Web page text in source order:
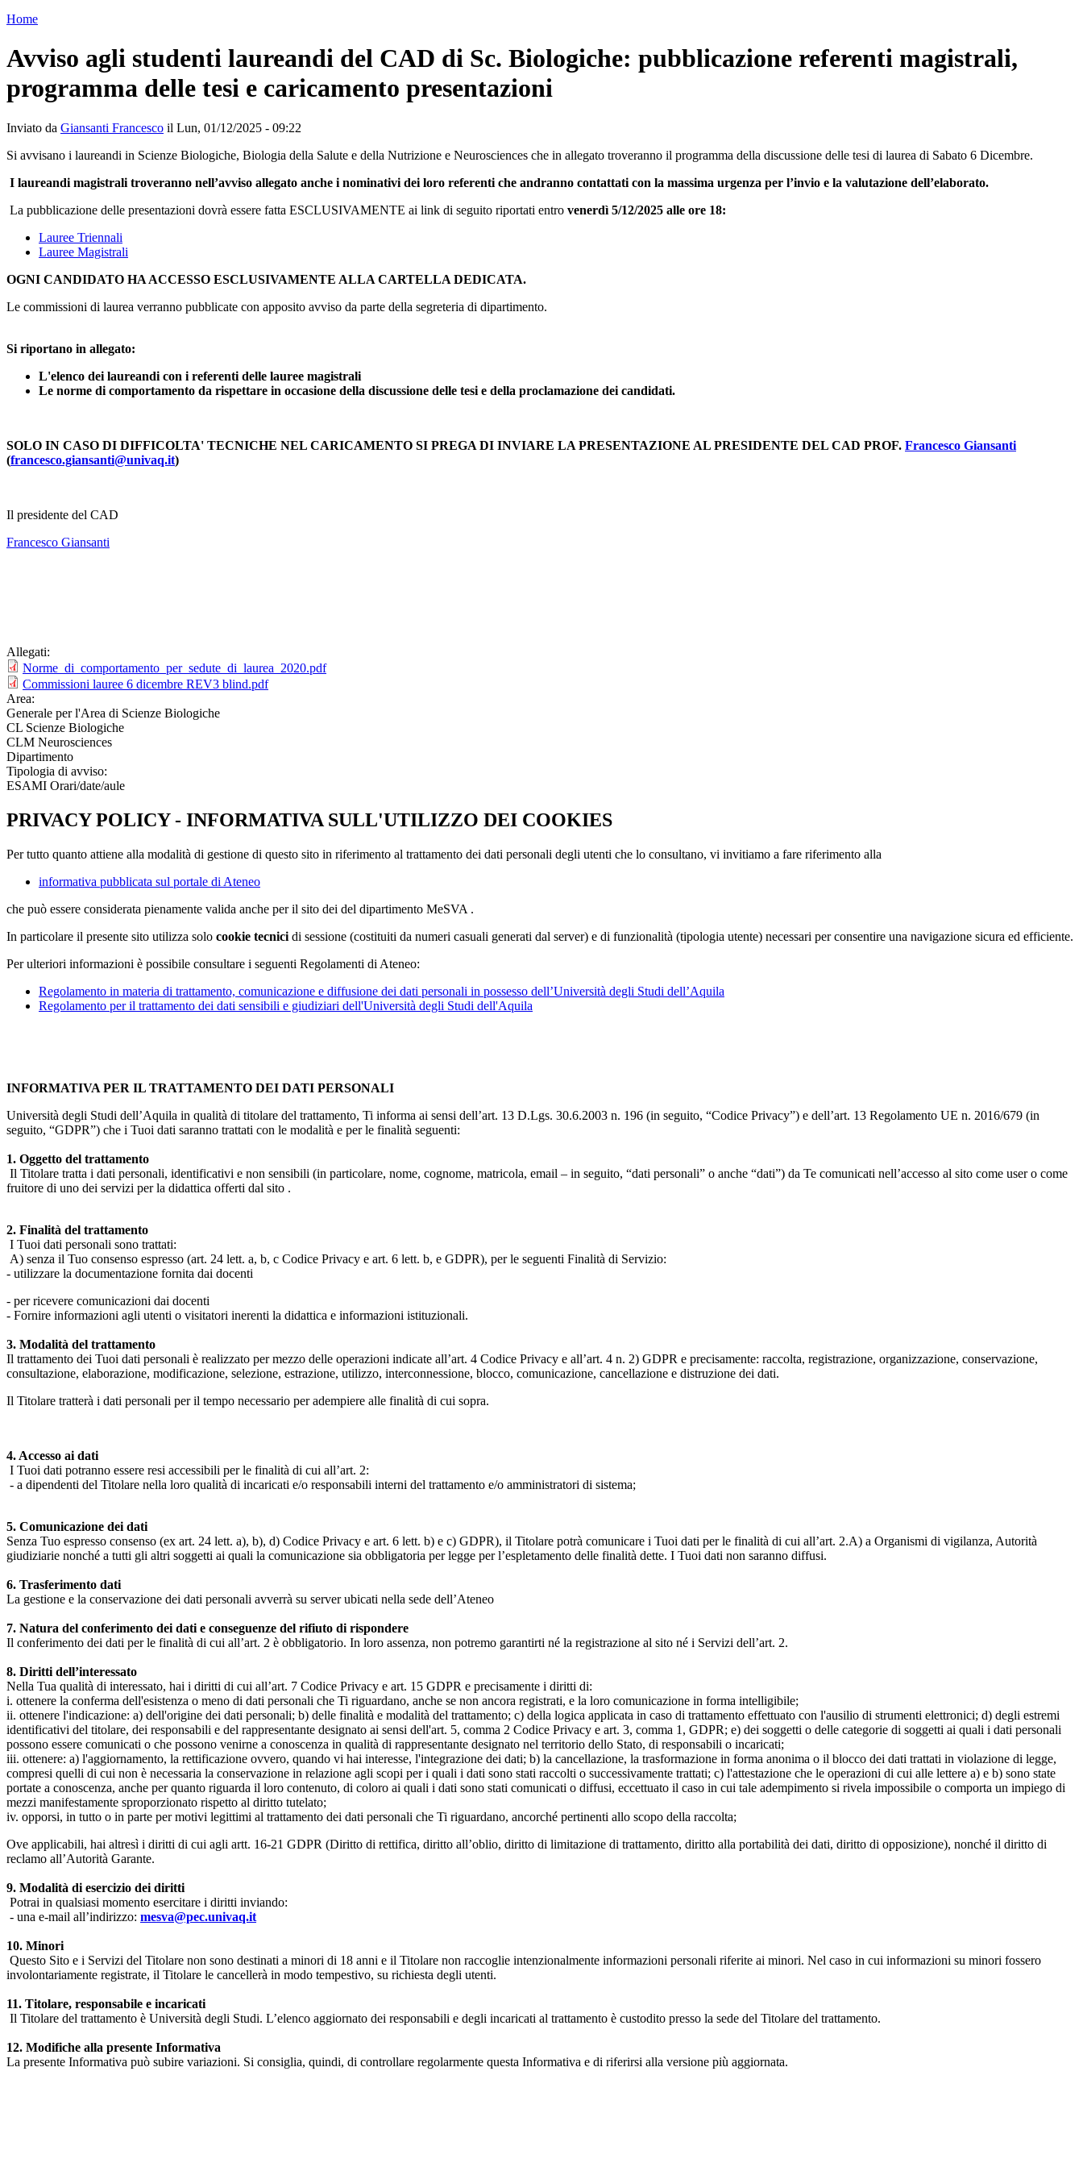
Home
Avviso agli studenti laureandi del CAD di Sc. Biologiche: pubblicazione referenti magistrali,
programma delle tesi e caricamento presentazioni
Inviato da Giansanti Francesco il Lun, 01/12/2025 - 09:22
Si avvisano i laureandi in Scienze Biologiche, Biologia della Salute e della Nutrizione e Neurosciences che in allegato troveranno il programma della discussione delle tesi di laurea di Sabato 6 Dicembre.
I laureandi magistrali troveranno nell’avviso allegato anche i nominativi dei loro referenti che andranno contattati con la massima urgenza per l’invio e la valutazione dell’elaborato.
La pubblicazione delle presentazioni dovrà essere fatta ESCLUSIVAMENTE ai link di seguito riportati entro venerdì 5/12/2025 alle ore 18:
Lauree Triennali
Lauree Magistrali
OGNI CANDIDATO HA ACCESSO ESCLUSIVAMENTE ALLA CARTELLA DEDICATA.
Le commissioni di laurea verranno pubblicate con apposito avviso da parte della segreteria di dipartimento.
Si riportano in allegato:
L'elenco dei laureandi con i referenti delle lauree magistrali
Le norme di comportamento da rispettare in occasione della discussione delle tesi e della proclamazione dei candidati.
SOLO IN CASO DI DIFFICOLTA' TECNICHE NEL CARICAMENTO SI PREGA DI INVIARE LA PRESENTAZIONE AL PRESIDENTE DEL CAD PROF. Francesco Giansanti
(francesco.giansanti@univaq.it)
Il presidente del CAD
Francesco Giansanti
Allegati:
Norme_di_comportamento_per_sedute_di_laurea_2020.pdf
Commissioni lauree 6 dicembre REV3 blind.pdf
Area:
Generale per l'Area di Scienze Biologiche
CL Scienze Biologiche
CLM Neurosciences
Dipartimento
Tipologia di avviso:
ESAMI Orari/date/aule
PRIVACY POLICY - INFORMATIVA SULL'UTILIZZO DEI COOKIES
Per tutto quanto attiene alla modalità di gestione di questo sito in riferimento al trattamento dei dati personali degli utenti che lo consultano, vi invitiamo a fare riferimento alla
informativa pubblicata sul portale di Ateneo
che può essere considerata pienamente valida anche per il sito dei del dipartimento MeSVA .
In particolare il presente sito utilizza solo cookie tecnici di sessione (costituiti da numeri casuali generati dal server) e di funzionalità (tipologia utente) necessari per consentire una navigazione sicura ed efficiente.
Per ulteriori informazioni è possibile consultare i seguenti Regolamenti di Ateneo:
Regolamento in materia di trattamento, comunicazione e diffusione dei dati personali in possesso dell’Università degli Studi dell’Aquila
Regolamento per il trattamento dei dati sensibili e giudiziari dell'Università degli Studi dell'Aquila
INFORMATIVA PER IL TRATTAMENTO DEI DATI PERSONALI
Università degli Studi dell’Aquila in qualità di titolare del trattamento, Ti informa ai sensi dell’art. 13 D.Lgs. 30.6.2003 n. 196 (in seguito, “Codice Privacy”) e dell’art. 13 Regolamento UE n. 2016/679 (in
seguito, “GDPR”) che i Tuoi dati saranno trattati con le modalità e per le finalità seguenti:
1. Oggetto del trattamento
Il Titolare tratta i dati personali, identificativi e non sensibili (in particolare, nome, cognome, matricola, email – in seguito, “dati personali” o anche “dati”) da Te comunicati nell’accesso al sito come user o come
fruitore di uno dei servizi per la didattica offerti dal sito .
2. Finalità del trattamento
I Tuoi dati personali sono trattati:
A) senza il Tuo consenso espresso (art. 24 lett. a, b, c Codice Privacy e art. 6 lett. b, e GDPR), per le seguenti Finalità di Servizio:
- utilizzare la documentazione fornita dai docenti
- per ricevere comunicazioni dai docenti
- Fornire informazioni agli utenti o visitatori inerenti la didattica e informazioni istituzionali.
3. Modalità del trattamento
Il trattamento dei Tuoi dati personali è realizzato per mezzo delle operazioni indicate all’art. 4 Codice Privacy e all’art. 4 n. 2) GDPR e precisamente: raccolta, registrazione, organizzazione, conservazione,
consultazione, elaborazione, modificazione, selezione, estrazione, utilizzo, interconnessione, blocco, comunicazione, cancellazione e distruzione dei dati.
Il Titolare tratterà i dati personali per il tempo necessario per adempiere alle finalità di cui sopra.
4. Accesso ai dati
I Tuoi dati potranno essere resi accessibili per le finalità di cui all’art. 2:
- a dipendenti del Titolare nella loro qualità di incaricati e/o responsabili interni del trattamento e/o amministratori di sistema;
5. Comunicazione dei dati
Senza Tuo espresso consenso (ex art. 24 lett. a), b), d) Codice Privacy e art. 6 lett. b) e c) GDPR), il Titolare potrà comunicare i Tuoi dati per le finalità di cui all’art. 2.A) a Organismi di vigilanza, Autorità
giudiziarie nonché a tutti gli altri soggetti ai quali la comunicazione sia obbligatoria per legge per l’espletamento delle finalità dette. I Tuoi dati non saranno diffusi.
6. Trasferimento dati
La gestione e la conservazione dei dati personali avverrà su server ubicati nella sede dell’Ateneo
7. Natura del conferimento dei dati e conseguenze del rifiuto di rispondere
Il conferimento dei dati per le finalità di cui all’art. 2 è obbligatorio. In loro assenza, non potremo garantirti né la registrazione al sito né i Servizi dell’art. 2.
8. Diritti dell’interessato
Nella Tua qualità di interessato, hai i diritti di cui all’art. 7 Codice Privacy e art. 15 GDPR e precisamente i diritti di:
i. ottenere la conferma dell'esistenza o meno di dati personali che Ti riguardano, anche se non ancora registrati, e la loro comunicazione in forma intelligibile;
ii. ottenere l'indicazione: a) dell'origine dei dati personali; b) delle finalità e modalità del trattamento; c) della logica applicata in caso di trattamento effettuato con l'ausilio di strumenti elettronici; d) degli estremi
identificativi del titolare, dei responsabili e del rappresentante designato ai sensi dell'art. 5, comma 2 Codice Privacy e art. 3, comma 1, GDPR; e) dei soggetti o delle categorie di soggetti ai quali i dati personali
possono essere comunicati o che possono venirne a conoscenza in qualità di rappresentante designato nel territorio dello Stato, di responsabili o incaricati;
iii. ottenere: a) l'aggiornamento, la rettificazione ovvero, quando vi hai interesse, l'integrazione dei dati; b) la cancellazione, la trasformazione in forma anonima o il blocco dei dati trattati in violazione di legge,
compresi quelli di cui non è necessaria la conservazione in relazione agli scopi per i quali i dati sono stati raccolti o successivamente trattati; c) l'attestazione che le operazioni di cui alle lettere a) e b) sono state
portate a conoscenza, anche per quanto riguarda il loro contenuto, di coloro ai quali i dati sono stati comunicati o diffusi, eccettuato il caso in cui tale adempimento si rivela impossibile o comporta un impiego di
mezzi manifestamente sproporzionato rispetto al diritto tutelato;
iv. opporsi, in tutto o in parte per motivi legittimi al trattamento dei dati personali che Ti riguardano, ancorché pertinenti allo scopo della raccolta;
Ove applicabili, hai altresì i diritti di cui agli artt. 16-21 GDPR (Diritto di rettifica, diritto all’oblio, diritto di limitazione di trattamento, diritto alla portabilità dei dati, diritto di opposizione), nonché il diritto di
reclamo all’Autorità Garante.
9. Modalità di esercizio dei diritti
Potrai in qualsiasi momento esercitare i diritti inviando:
- una e-mail all’indirizzo: mesva@pec.univaq.it
10. Minori
Questo Sito e i Servizi del Titolare non sono destinati a minori di 18 anni e il Titolare non raccoglie intenzionalmente informazioni personali riferite ai minori. Nel caso in cui informazioni su minori fossero
involontariamente registrate, il Titolare le cancellerà in modo tempestivo, su richiesta degli utenti.
11. Titolare, responsabile e incaricati
Il Titolare del trattamento è Università degli Studi. L’elenco aggiornato dei responsabili e degli incaricati al trattamento è custodito presso la sede del Titolare del trattamento.
12. Modifiche alla presente Informativa
La presente Informativa può subire variazioni. Si consiglia, quindi, di controllare regolarmente questa Informativa e di riferirsi alla versione più aggiornata.